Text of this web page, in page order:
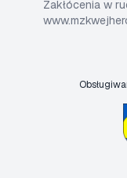
Zakłócenia w